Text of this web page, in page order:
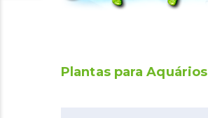
Plantas para Aquários